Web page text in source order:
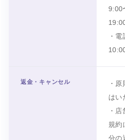
9:00
・
返金・キャンセル
・
はい
・
規約
分の